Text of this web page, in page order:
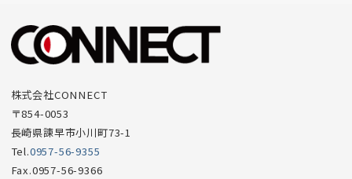
ー
項
株式会社CONNECT
〒854-0053
長崎県諫早市小川町73-1
Tel.0957-56-9355
Fax.0957-56-9366